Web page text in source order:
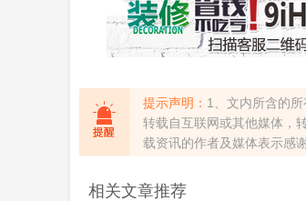
提示声明： 1、文内所含的
转载自互联网或其他媒体，
载资讯的作者及媒体表示感
相关文章推荐